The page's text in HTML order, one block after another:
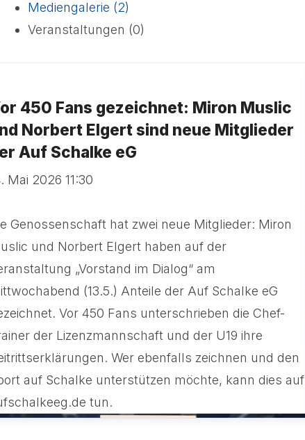
Mediengalerie (2)
Veranstaltungen (0)
450 Fans gezeichnet: Miron Muslic
Norbert Elgert sind neue Mitglieder
Auf Schalke eG
Mai 2026 11:30
Genossenschaft hat zwei neue Mitglieder: Miron
und Norbert Elgert haben auf der
„Vorstand im Dialog“ am
(13.5.) Anteile der Auf Schalke eG
Vor 450 Fans unterschrieben die Chef-
der Lizenzmannschaft und der U19 ihre
Wer ebenfalls zeichnen und den
auf Schalke unterstützen möchte, kann dies auf
tun.